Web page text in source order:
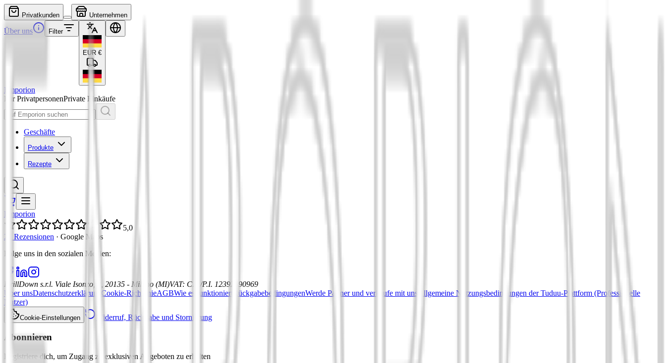
Privatkunden Unternehmen
Über uns Filter
EUR €
Emporion
Für PrivatpersonenPrivate Einkäufe
Geschäfte
Produkte
Rezepte
Emporion
5,0
21 Rezensionen · Google Maps
Folge uns in den sozialen Medien:
DrillDown s.r.l. Viale Isonzo, 8, 20135 - Milano (MI)VAT: C.F./P.I. 12392590969
Über unsDatenschutzerklärung Cookie-RichtlinieAGBWie es funktioniert RückgabebedingungenWerde Partner und verkaufe mit uns
Allgemeine Nutzungsbedingungen der Tuduu-Plattform (Professionelle
Nutzer)
Cookie-Einstellungen Widerruf, Rückgabe und Stornierung
Abonnieren
Registriere dich, um Zugang zu exklusiven Angeboten zu erhalten